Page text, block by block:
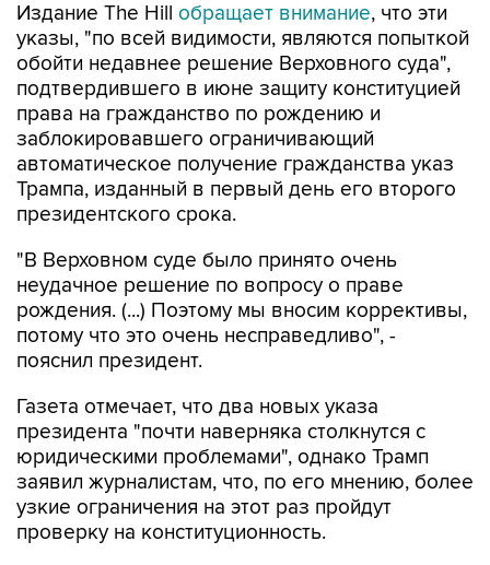
Издание The Hill обращает внимание, что эти
указы, "по всей видимости, являются попыткой
обойти недавнее решение Верховного суда",
подтвердившего в июне защиту конституцией
права на гражданство по рождению и
заблокировавшего ограничивающий
автоматическое получение гражданства указ
Трампа, изданный в первый день его второго
президентского срока.
"В Верховном суде было принято очень
неудачное решение по вопросу о праве
рождения. (...) Поэтому мы вносим коррективы,
потому что это очень несправедливо", -
пояснил президент.
Газета отмечает, что два новых указа
президента "почти наверняка столкнутся с
юридическими проблемами", однако Трамп
заявил журналистам, что, по его мнению, более
узкие ограничения на этот раз пройдут
проверку на конституционность.